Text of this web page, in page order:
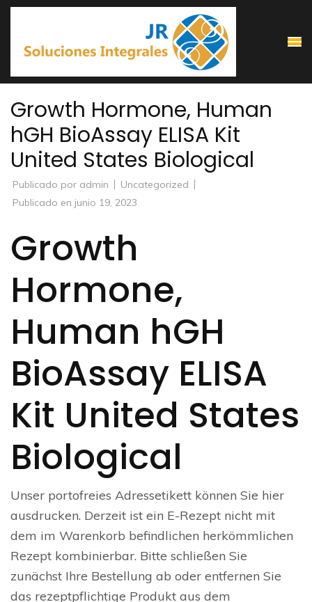
Saltar
contenido
tecla
Intro)
Growth Hormone, Human
hGH BioAssay ELISA Kit
United States Biological
Publicado por admin
Uncategorized
Publicado en junio 19, 2023
Growth
Hormone,
Human hGH
BioAssay ELISA
Kit United States
Biological
Unser portofreies Adressetikett können Sie hier
ausdrucken. Derzeit ist ein E-Rezept nicht mit
dem im Warenkorb befindlichen herkömmlichen
Rezept kombinierbar. Bitte schließen Sie
zunächst Ihre Bestellung ab oder entfernen Sie
das rezeptpflichtige Produkt aus dem